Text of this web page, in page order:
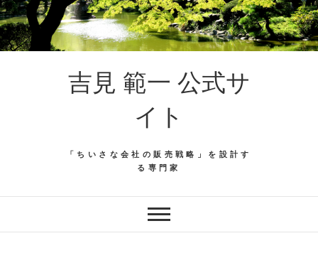
吉見 範一 公式サ
イト
「ちいさな会社の販売戦略」を設計す
る専門家